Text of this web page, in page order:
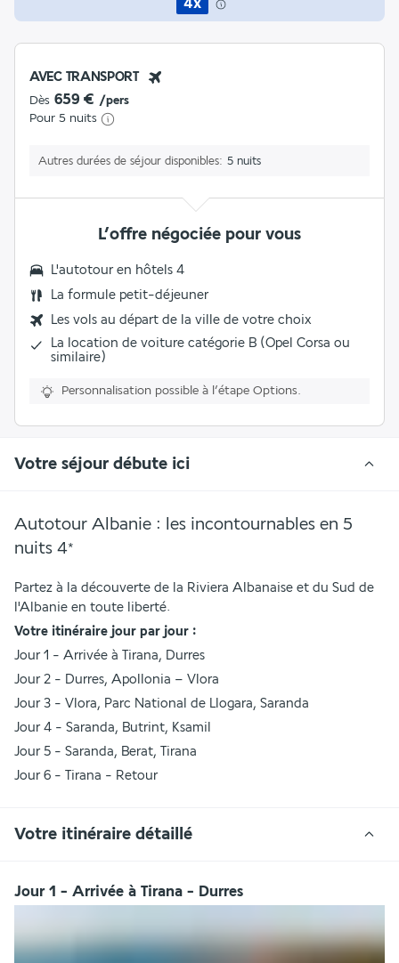
4x
AVEC TRANSPORT
Dès 659 € /pers
Pour 5 nuits
Autres durées de séjour disponibles 5 nuits
L’offre négociée pour vous
L'autotour en hôtels 4
La formule petit-déjeuner
Les vols au départ de la ville de votre choix
La location de voiture catégorie B (Opel Corsa ou
similaire)
Personnalisation possible à l’étape Options.
Votre séjour débute ici
Autotour Albanie : les incontournables en 5
nuits 4*
Partez à la découverte de la Riviera Albanaise et du Sud de
l'Albanie en toute liberté.
Votre itinéraire jour par jour :
Jour 1 - Arrivée à Tirana, Durres
Jour 2 - Durres, Apollonia – Vlora
Jour 3 - Vlora, Parc National de Llogara, Saranda
Jour 4 - Saranda, Butrint, Ksamil
Jour 5 - Saranda, Berat, Tirana
Jour 6 - Tirana - Retour
Votre itinéraire détaillé
Jour 1 - Arrivée à Tirana - Durres